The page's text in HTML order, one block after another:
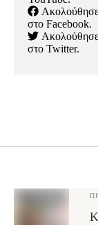
στο Facebook.
στο Twitter.